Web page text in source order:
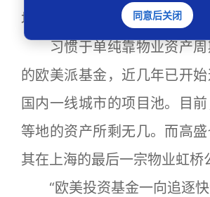
场，似乎有些意兴阑珊。
习惯于单纯靠物业资产周
的欧美派基金，近几年已开
国内一线城市的项目池。目
等地的资产所剩无几。而高
其在上海的最后一宗物业虹桥
“欧美投资基金一向追逐快
同意后关闭